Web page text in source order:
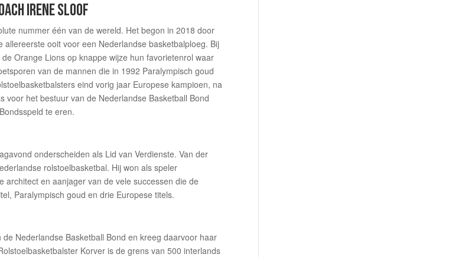
IRENE SLOOF
nummer één van de wereld. Het begon in 2018 door
ooit voor een Nederlandse basketbalploeg. Bij
Orange Lions op knappe wijze hun favorietenrol waar
van de mannen die in 1992 Paralympisch goud
eind vorig jaar Europese kampioen, na
het bestuur van de Nederlandse Basketball Bond
te eren.
onderscheiden als Lid van Verdienste. Van der
rolstoelbasketbal. Hij won als speler
architect en aanjager van de vele successen die de
Paralympisch goud en drie Europese titels.
Nederlandse Basketball Bond en kreeg daarvoor haar
Korver is de grens van 500 interlands